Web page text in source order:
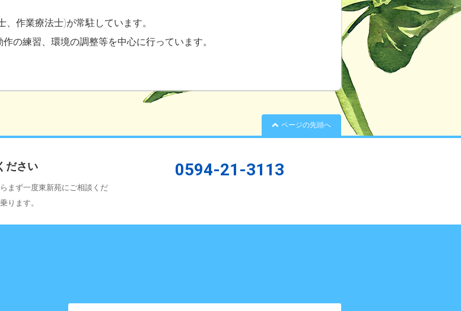
作業療法士)が常駐しています。
の練習、環境の調整等を中心に行っています。
ページの先頭へ
ださい
まず一度東新苑にご相談くだ
ります。
0594-21-3113